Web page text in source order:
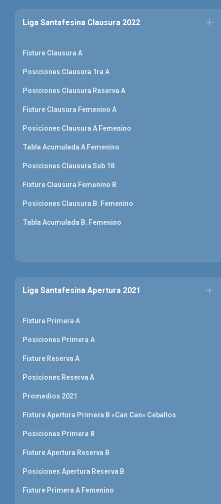
Liga Santafesina Clausura 2022
Fixture Clausura A
Posiciones Clausura 1ra A
Posiciones Clausura Reserva A
Fixture Clausura Femenino A
Posiciones Clausura A Femenino
Tabla Acumulada A Femenino
Posiciones Clausura Sub 18
Fixture Clausura Femenino B
Posiciones Clausura B. Femenino
Tabla Acumulada B. Femenino
Liga Santafesina Apertura 2021
Fixture Primera A
Posiciones Primera A
Fixture Reserva A
Posiciones Reserva A
Promedios 2021
Fixture Apertura Primera B «Can Can» Ceballos
Posiciones Primera B
Fixture Apertura Reserva B
Posiciones Apertura Reserva B
Fixture Primera A Femenino